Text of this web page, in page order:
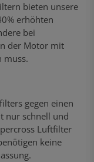
bieten unsere
erhöhten
bei
der Motor mit
muss.
gegen einen
nur schnell und
Luftfilter
keine